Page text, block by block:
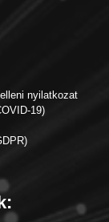
nyilatkozat
19)